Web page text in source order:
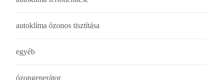
autoklíma ózonos tisztítása
egyéb
ózongenerátor